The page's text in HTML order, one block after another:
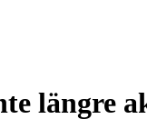
längre